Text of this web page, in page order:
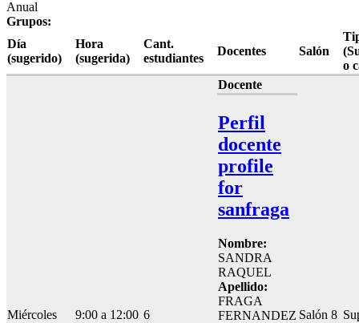
Anual
Grupos:
Día
(sugerido)
Hora
(sugerida)
Cant.
estudiantes
Docentes Salón
o
Miércoles 9:00 a 12:00 6
Docente
Perfil
docente
profile
for
sanfraga
Nombre:
SANDRA
RAQUEL
Apellido:
FRAGA
FERNANDEZ Salón 8